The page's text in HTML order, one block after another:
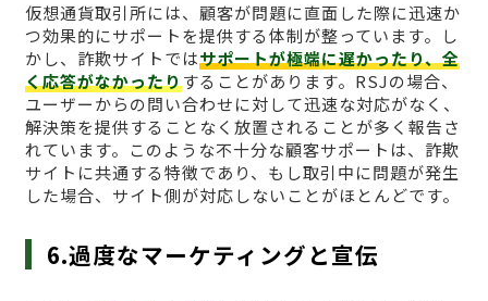
仮想通貨取引所には、顧客が問題に直面した際に迅速か
つ効果的にサポートを提供する体制が整っています。し
かし、詐欺サイトではサポートが極端に遅かったり、全
く応答がなかったりすることがあります。RSJの場合、
ユーザーからの問い合わせに対して迅速な対応がなく、
解決策を提供することなく放置されることが多く報告さ
れています。このような不十分な顧客サポートは、詐欺
サイトに共通する特徴であり、もし取引中に問題が発生
した場合、サイト側が対応しないことがほとんどです。
6.過度なマーケティングと宣伝